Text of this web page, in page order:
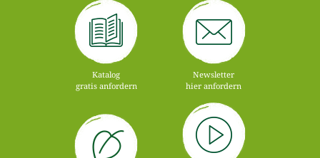
Katalog
gratis anfordern
Newsletter
hier anfordern